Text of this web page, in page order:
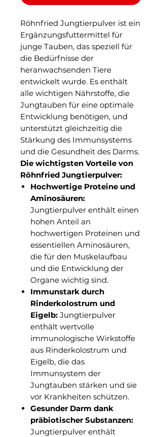
Röhnfried Jungtierpulver ist ein
Ergänzungsfuttermittel für
junge Tauben, das speziell für
die Bedürfnisse der
heranwachsenden Tiere
entwickelt wurde. Es enthält
alle wichtigen Nährstoffe, die
Jungtauben für eine optimale
Entwicklung benötigen, und
unterstützt gleichzeitig die
Stärkung des Immunsystems
und die Gesundheit des Darms.
Die wichtigsten Vorteile von
Röhnfried Jungtierpulver:
Hochwertige Proteine und
Aminosäuren:
Jungtierpulver enthält einen
hohen Anteil an
hochwertigen Proteinen und
essentiellen Aminosäuren,
die für den Muskelaufbau
und die Entwicklung der
Organe wichtig sind.
Immunstark durch
Rinderkolostrum und
Eigelb: Jungtierpulver
enthält wertvolle
immunologische Wirkstoffe
aus Rinderkolostrum und
Eigelb, die das
Immunsystem der
Jungtauben stärken und sie
vor Krankheiten schützen.
Gesunder Darm dank
präbiotischer Substanzen:
Jungtierpulver enthält